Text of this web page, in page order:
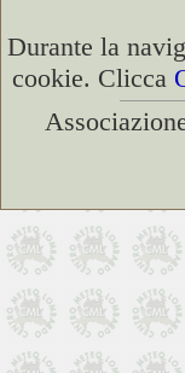
Durante la
cookie. Clicca